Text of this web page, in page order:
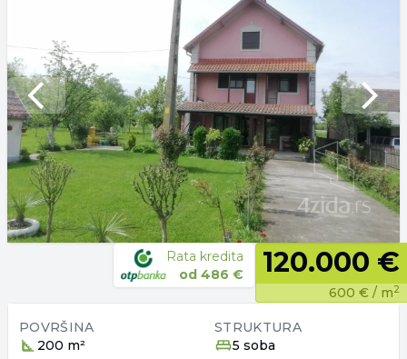
Previous slide Next
Rata kredita
od 486 € 120.000 €
600 € / m2
POVRŠINA
200 m²
STRUKTURA
5 soba